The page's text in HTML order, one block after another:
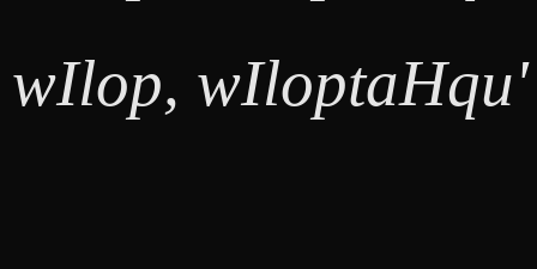
wIlop, wIloptaHqu'